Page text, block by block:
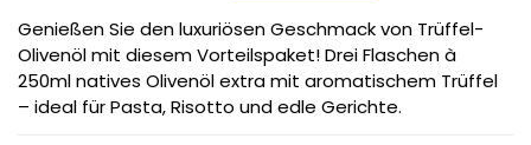
Genießen Sie den luxuriösen Geschmack von Trüffel-
Olivenöl mit diesem Vorteilspaket! Drei Flaschen à
250ml natives Olivenöl extra mit aromatischem Trüffel
– ideal für Pasta, Risotto und edle Gerichte.